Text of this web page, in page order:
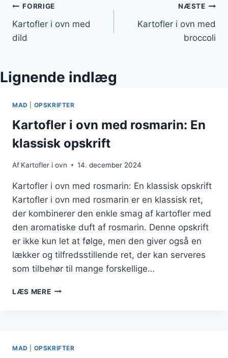
Indlægsnavigation
FORRIGE
Kartofler i ovn med
dild
NÆSTE
Kartofler i ovn med
broccoli
Lignende indlæg
MAD OPSKRIFTER
Kartofler i ovn med rosmarin: En
klassisk opskrift
Af Kartofler i ovn 14. december 2024
Kartofler i ovn med rosmarin: En klassisk opskrift
Kartofler i ovn med rosmarin er en klassisk ret,
der kombinerer den enkle smag af kartofler med
den aromatiske duft af rosmarin. Denne opskrift
er ikke kun let at følge, men den giver også en
lækker og tilfredsstillende ret, der kan serveres
som tilbehør til mange forskellige…
LÆS MEREKARTOFLER
KLASSISK
MAD OPSKRIFTER